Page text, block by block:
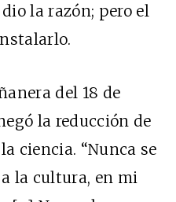
la razón; pero el
del 18 de
la reducción de
ciencia. “Nunca se
la cultura, en mi